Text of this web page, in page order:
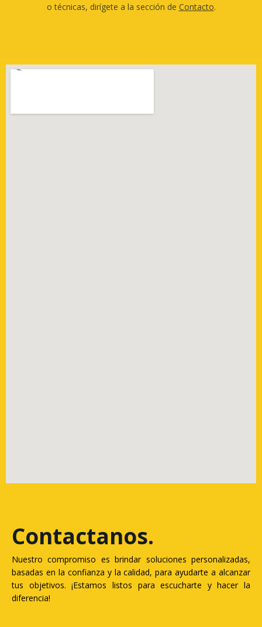
o técnicas, dirígete a la sección de Contacto.
Contactanos
.
Nuestro compromiso es brindar soluciones personalizadas,
basadas en la confianza y la calidad, para ayudarte a alcanzar
tus objetivos. ¡Estamos listos para escucharte y hacer la
diferencia!